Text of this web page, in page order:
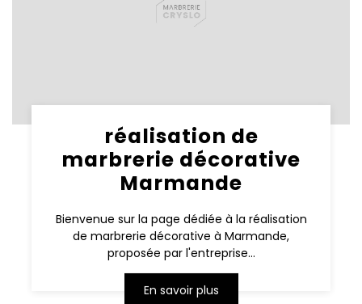
réalisation de
marbrerie décorative
Marmande
Bienvenue sur la page dédiée à la réalisation
de marbrerie décorative à Marmande,
proposée par l'entreprise...
En savoir plus